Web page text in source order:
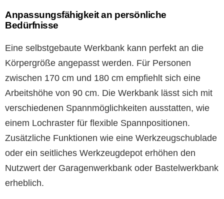
Anpassungsfähigkeit an persönliche
Bedürfnisse
Eine selbstgebaute Werkbank kann perfekt an die
Körpergröße angepasst werden. Für Personen
zwischen 170 cm und 180 cm empfiehlt sich eine
Arbeitshöhe von 90 cm. Die Werkbank lässt sich mit
verschiedenen Spannmöglichkeiten ausstatten, wie
einem Lochraster für flexible Spannpositionen.
Zusätzliche Funktionen wie eine Werkzeugschublade
oder ein seitliches Werkzeugdepot erhöhen den
Nutzwert der Garagenwerkbank oder Bastelwerkbank
erheblich.